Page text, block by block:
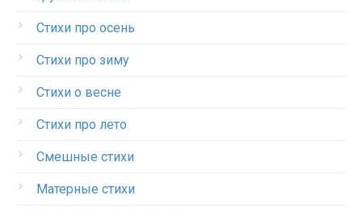
Стихи про осень
Стихи про зиму
Стихи о весне
Стихи про лето
Смешные стихи
Матерные стихи